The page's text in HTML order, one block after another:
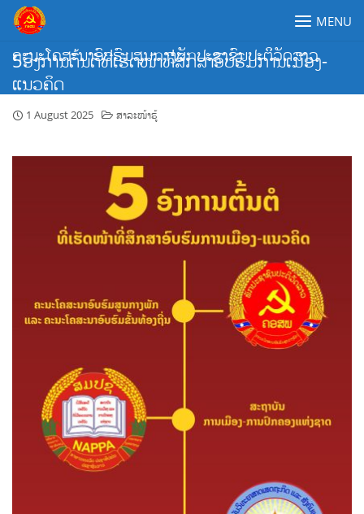
Skip
content
ຄະນະໂຄສະນາອົບຮົມສູນກາງພັກປະຊາຊົນປະຕິວັດລາວ
MENU
5ອົງການຕົ້ນຕໍທີ່ເຮັດໜ້າທີ່ສຶກສາອົບຮົມການເມືອງ-
ແນວຄິດ
1 August 2025 ສາລະໜ້າຮູ້